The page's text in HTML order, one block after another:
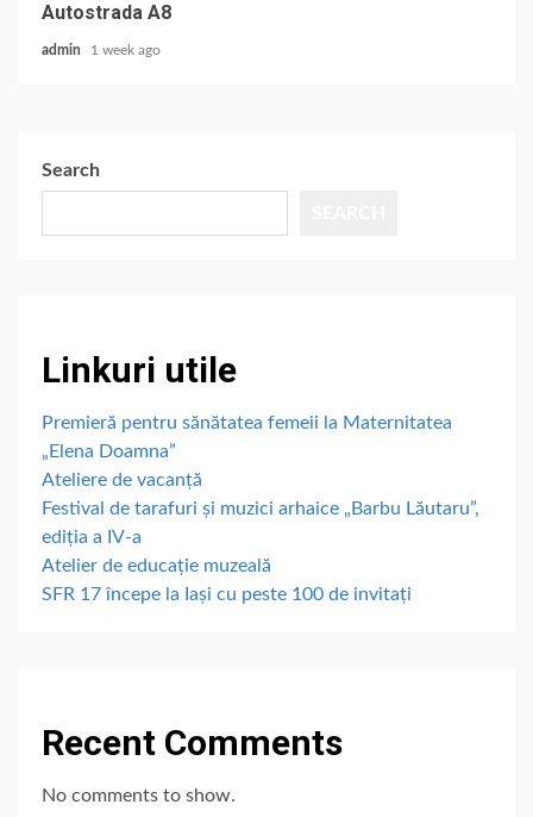
Autostrada A8
admin 1 week ago
Search
Linkuri utile
Premieră pentru sănătatea femeii la Maternitatea
„Elena Doamna”
Ateliere de vacanță
Festival de tarafuri și muzici arhaice „Barbu Lăutaru”,
ediția a IV-a
Atelier de educație muzeală
SFR 17 începe la Iași cu peste 100 de invitați
Recent Comments
No comments to show.